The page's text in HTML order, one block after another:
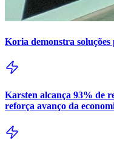
Koria demonstra
Karsten alcança 93% de
reforça avanço da